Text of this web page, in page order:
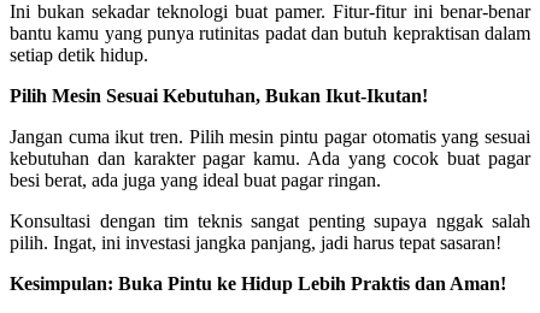
Ini bukan sekadar teknologi buat pamer. Fitur-fitur ini benar-benar
bantu kamu yang punya rutinitas padat dan butuh kepraktisan dalam
setiap detik hidup.
Pilih Mesin Sesuai Kebutuhan, Bukan Ikut-Ikutan!
Jangan cuma ikut tren. Pilih mesin pintu pagar otomatis yang sesuai
kebutuhan dan karakter pagar kamu. Ada yang cocok buat pagar
besi berat, ada juga yang ideal buat pagar ringan.
Konsultasi dengan tim teknis sangat penting supaya nggak salah
pilih. Ingat, ini investasi jangka panjang, jadi harus tepat sasaran!
Kesimpulan: Buka Pintu ke Hidup Lebih Praktis dan Aman!